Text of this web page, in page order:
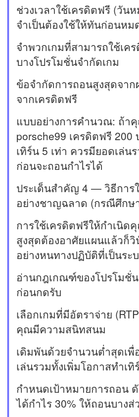
ช่วงเวลาใช้เครดิตฟรี (วัน
จำเป็นต้องใช้ให้ทันก่อนหม
จำพวกเกมที่สามารถใช้เ
บางโปรโมชั่นจำกัดเกม
ข้อจำกัดการถอนสูงสุดจาก
จากเครดิตฟรี
แบบอย่างการคำนวณ: ถ้า
porsche99 เครดิตฟรี 200
เทิร์น 5 เท่า ควรมียอดเล่น
ก่อนจะถอนกำไรได้
ประเด็นสำคัญ 4 — วิธีการ
อย่างชาญฉลาด (กรณีศึกษ
การใช้เครดิตฟรีให้กำเนิด
สูงสุดต้องอาศัยแผนแล้วก็
อย่างหนทางปฏิบัติที่เป็นระ
อ่านกฎเกณฑ์ของโปรโมชั่
ก่อนกดรับ
เลือกเกมที่มีอัตราจ่าย
คุณมีความสนิทสนม
เดิมพันด้วยจำนวนต่ำสุดเพื่
เล่นรวมทั้งเพิ่มโอกาสทำเทิ
กำหนดเป้าหมายการถอน ดั
ได้กำไร 30% ให้ถอนบางส่